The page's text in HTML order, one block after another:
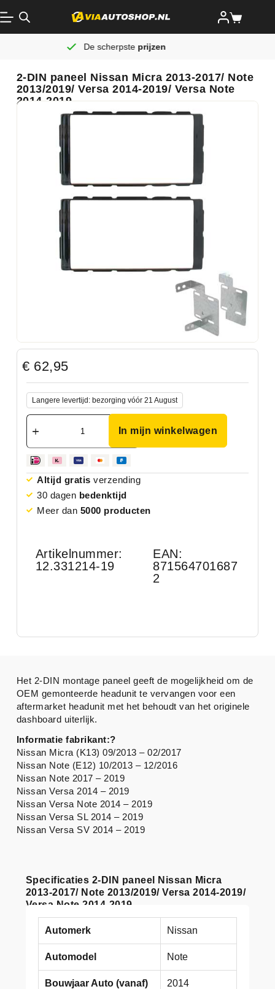
De scherpsteprijzen
2-DIN paneel Nissan Micra 2013-2017/ Note
2013/2019/ Versa 2014-2019/ Versa Note
2014-2019
€ 62,95
Langere levertijd: bezorging vóór 21 August
In mijn winkelwagen
Altijd gratis verzending
30 dagen bedenktijd
Meer dan 5000 producten
Artikelnummer:
12.331214-19
EAN:
871564701687
2
Specificaties 2-DIN paneel Nissan Micra
2013-2017/ Note 2013/2019/ Versa 2014-2019/
Versa Note 2014-2019
Automerk Nissan
Automodel Note
Bouwjaar Auto (vanaf) 2014
Het 2-DIN montage paneel geeft de mogelijkheid om de
OEM gemonteerde headunit te vervangen voor een
aftermarket headunit met het behoudt van het originele
dashboard uiterlijk.
Informatie fabrikant:?
Nissan Micra (K13) 09/2013 – 02/2017
Nissan Note (E12) 10/2013 – 12/2016
Nissan Note 2017 – 2019
Nissan Versa 2014 – 2019
Nissan Versa Note 2014 – 2019
Nissan Versa SL 2014 – 2019
Nissan Versa SV 2014 – 2019